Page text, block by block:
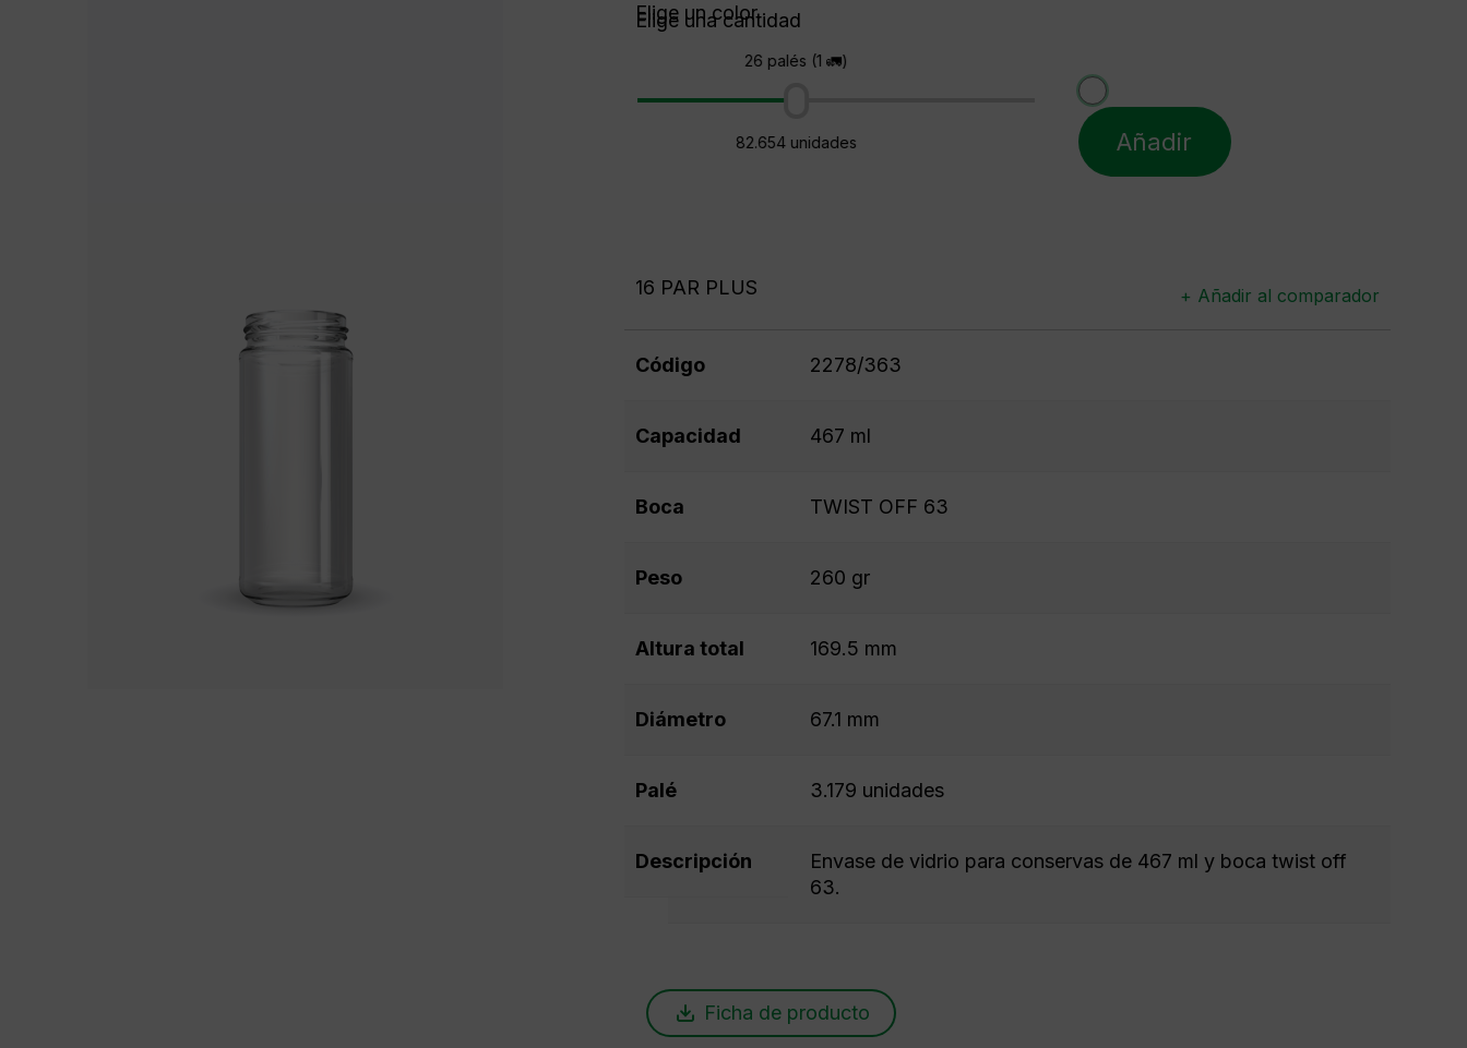
Elige una cantidad
26 palés (1 🚛)
82.654 unidades
Elige un color
Añadir
16 PAR PLUS + Añadir al comparador
Código 2278/363
Capacidad 467 ml
Boca TWIST OFF 63
Peso 260 gr
Altura total 169.5 mm
Diámetro 67.1 mm
Palé 3.179 unidades
Descripción
Envase de vidrio para conservas de 467 ml y boca twist off
63.
Ficha de producto